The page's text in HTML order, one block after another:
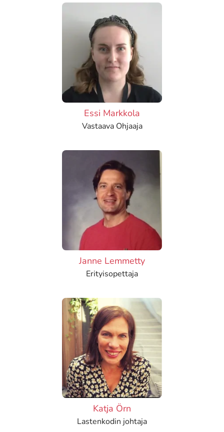
Essi Markkola
Vastaava Ohjaaja
Janne Lemmetty
Erityisopettaja
Katja Örn
Lastenkodin johtaja